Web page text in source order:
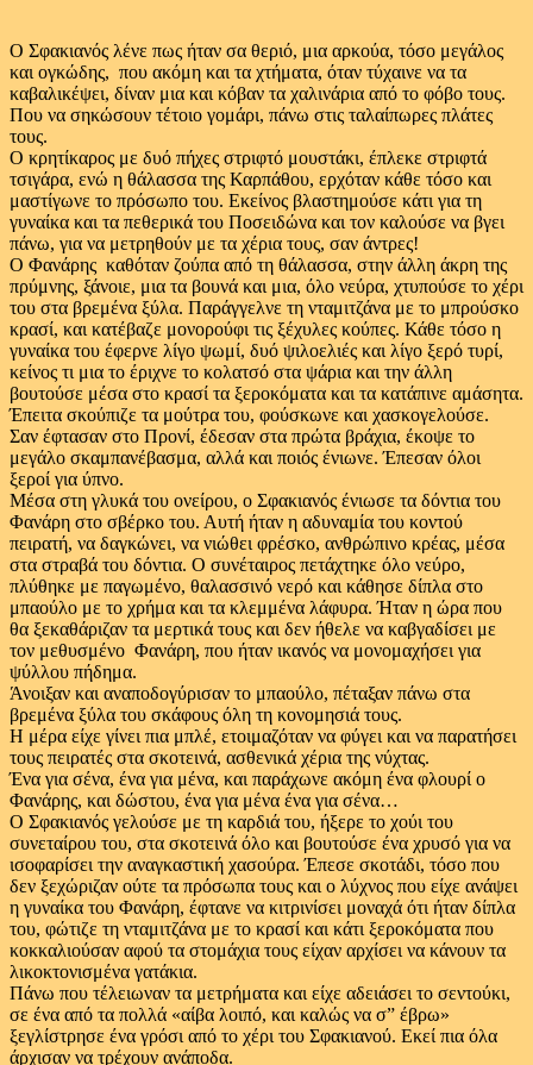
Ο Σφακιανός λένε πως ήταν σα θεριό, μια αρκούα, τόσο μεγάλος
και ογκώδης, που ακόμη και τα χτήματα, όταν τύχαινε να τα
καβαλικέψει, δίναν μια και κόβαν τα χαλινάρια από το φόβο τους.
Που να σηκώσουν τέτοιο γομάρι, πάνω στις ταλαίπωρες πλάτες
τους.
Ο κρητίκαρος με δυό πήχες στριφτό μουστάκι, έπλεκε στριφτά
τσιγάρα, ενώ η θάλασσα της Καρπάθου, ερχόταν κάθε τόσο και
μαστίγωνε το πρόσωπο του. Εκείνος βλαστημούσε κάτι για τη
γυναίκα και τα πεθερικά του Ποσειδώνα και τον καλούσε να βγει
πάνω, για να μετρηθούν με τα χέρια τους, σαν άντρες!
Ο Φανάρης καθόταν ζούπα από τη θάλασσα, στην άλλη άκρη της
πρύμνης, ξάνοιε, μια τα βουνά και μια, όλο νεύρα, χτυπούσε το χέρι
του στα βρεμένα ξύλα. Παράγγελνε τη νταμιτζάνα με το μπρούσκο
κρασί, και κατέβαζε μονορούφι τις ξέχυλες κούπες. Κάθε τόσο η
γυναίκα του έφερνε λίγο ψωμί, δυό ψιλοελιές και λίγο ξερό τυρί,
κείνος τι μια το έριχνε το κολατσό στα ψάρια και την άλλη
βουτούσε μέσα στο κρασί τα ξεροκόματα και τα κατάπινε αμάσητα.
Έπειτα σκούπιζε τα μούτρα του, φούσκωνε και χασκογελούσε.
Σαν έφτασαν στο Προνί, έδεσαν στα πρώτα βράχια, έκοψε το
μεγάλο σκαμπανέβασμα, αλλά και ποιός ένιωνε. Έπεσαν όλοι
ξεροί για ύπνο.
Μέσα στη γλυκά του ονείρου, ο Σφακιανός ένιωσε τα δόντια του
Φανάρη στο σβέρκο του. Αυτή ήταν η αδυναμία του κοντού
πειρατή, να δαγκώνει, να νιώθει φρέσκο, ανθρώπινο κρέας, μέσα
στα στραβά του δόντια. Ο συνέταιρος πετάχτηκε όλο νεύρο,
πλύθηκε με παγωμένο, θαλασσινό νερό και κάθησε δίπλα στο
μπαούλο με το χρήμα και τα κλεμμένα λάφυρα. Ήταν η ώρα που
θα ξεκαθάριζαν τα μερτικά τους και δεν ήθελε να καβγαδίσει με
τον μεθυσμένο Φανάρη, που ήταν ικανός να μονομαχήσει για
ψύλλου πήδημα.
Άνοιξαν και αναποδογύρισαν το μπαούλο, πέταξαν πάνω στα
βρεμένα ξύλα του σκάφους όλη τη κονομησιά τους.
Η μέρα είχε γίνει πια μπλέ, ετοιμαζόταν να φύγει και να παρατήσει
τους πειρατές στα σκοτεινά, ασθενικά χέρια της νύχτας.
Ένα για σένα, ένα για μένα, και παράχωνε ακόμη ένα φλουρί ο
Φανάρης, και δώστου, ένα για μένα ένα για σένα…
Ο Σφακιανός γελούσε με τη καρδιά του, ήξερε το χούι του
συνεταίρου του, στα σκοτεινά όλο και βουτούσε ένα χρυσό για να
ισοφαρίσει την αναγκαστική χασούρα. Έπεσε σκοτάδι, τόσο που
δεν ξεχώριζαν ούτε τα πρόσωπα τους και ο λύχνος που είχε ανάψει
η γυναίκα του Φανάρη, έφτανε να κιτρινίσει μοναχά ότι ήταν δίπλα
του, φώτιζε τη νταμιτζάνα με το κρασί και κάτι ξεροκόματα που
κοκκαλιούσαν αφού τα στομάχια τους είχαν αρχίσει να κάνουν τα
λικοκτονισμένα γατάκια.
Πάνω που τέλειωναν τα μετρήματα και είχε αδειάσει το σεντούκι,
σε ένα από τα πολλά «αίβα λοιπό, και καλώς να σ” έβρω»
ξεγλίστρησε ένα γρόσι από το χέρι του Σφακιανού. Εκεί πια όλα
άρχισαν να τρέχουν ανάποδα.